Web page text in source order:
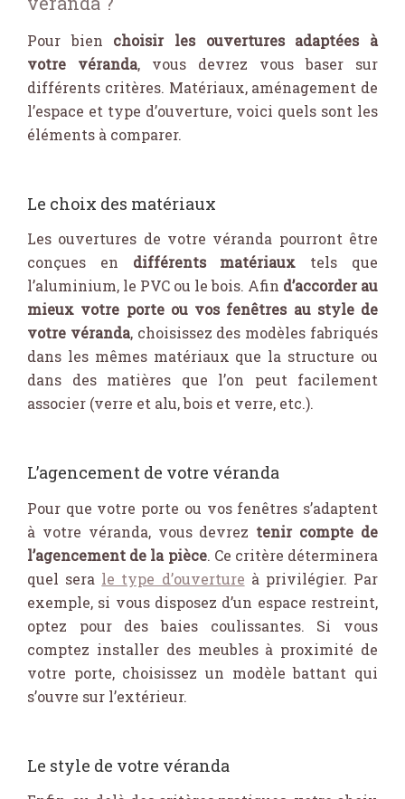
Pour bien choisir les ouvertures adaptées à
votre véranda, vous devrez vous baser sur
différents critères. Matériaux, aménagement de
l’espace et type d’ouverture, voici quels sont les
éléments à comparer.
Le choix des matériaux
Les ouvertures de votre véranda pourront être
conçues en différents matériaux tels que
l’aluminium, le PVC ou le bois. Afin d’accorder au
mieux votre porte ou vos fenêtres au style de
votre véranda, choisissez des modèles fabriqués
dans les mêmes matériaux que la structure ou
dans des matières que l’on peut facilement
associer (verre et alu, bois et verre, etc.).
L’agencement de votre véranda
Pour que votre porte ou vos fenêtres s’adaptent
à votre véranda, vous devrez tenir compte de
l’agencement de la pièce. Ce critère déterminera
quel sera le type d’ouverture à privilégier. Par
exemple, si vous disposez d’un espace restreint,
optez pour des baies coulissantes. Si vous
comptez installer des meubles à proximité de
votre porte, choisissez un modèle battant qui
s’ouvre sur l’extérieur.
Le style de votre véranda